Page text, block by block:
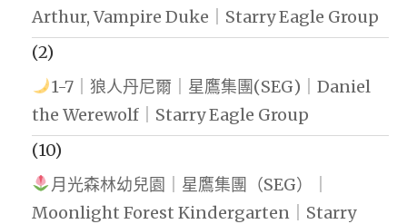
Arthur, Vampire Duke｜Starry Eagle Group
(2)
1-7｜狼人丹尼爾｜星鷹集團(SEG)｜Daniel
the Werewolf｜Starry Eagle Group
(10)
月光森林幼兒園｜星鷹集團（SEG）｜
Moonlight Forest Kindergarten｜Starry